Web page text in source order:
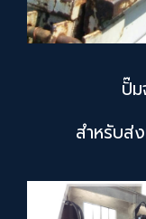
ปั๊
สำหรับส่